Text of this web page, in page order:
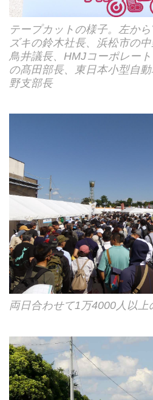
テープカットの様子。左か
ズキの鈴木社長、浜松市の
鳥井議長、HMJコーポレー
の髙田部長、東日本小型自
野支部長
両日合わせて1万4000人以